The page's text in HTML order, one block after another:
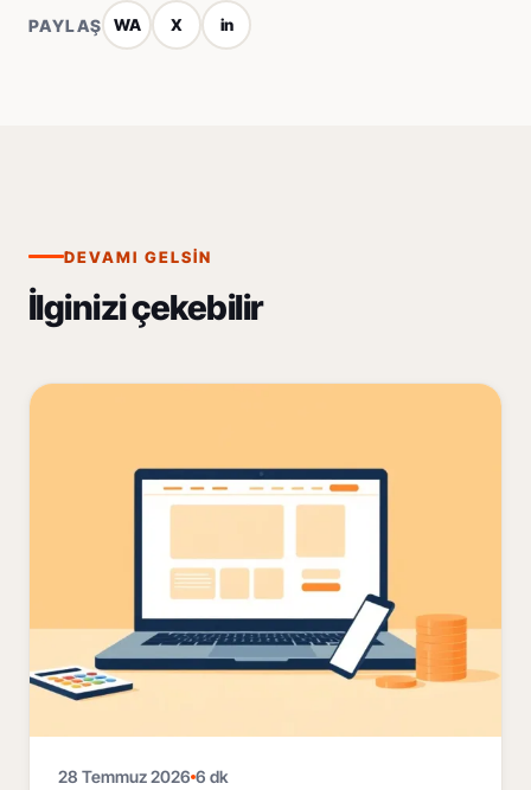
PAYLAŞ WA X in
DEVAMI GELSIN
İlginizi çekebilir
28 Temmuz 2026 6 dk